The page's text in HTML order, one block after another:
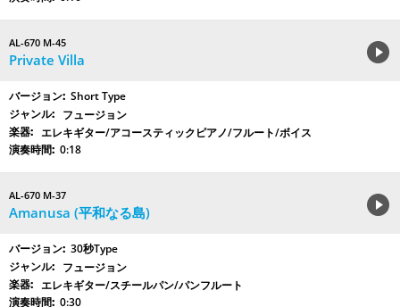
AL-670 M-45
Private Villa
Short Type
フュージョン
エレキギター/アコースティックピアノ/フルート/ボイス
0:18
AL-670 M-37
Amanusa (平和なる島)
30秒Type
フュージョン
エレキギター/スチールパン/パンフルート
0:30